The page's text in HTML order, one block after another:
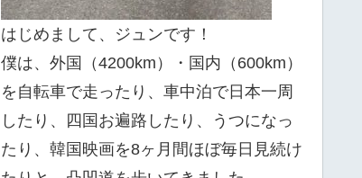
はじめまして、ジュンです！
僕は、外国（4200km）・国内（600km）
を自転車で走ったり、車中泊で日本一周
したり、四国お遍路したり、うつになっ
たり、韓国映画を8ヶ月間ほぼ毎日見続け